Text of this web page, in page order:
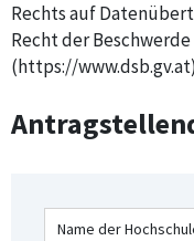
Rechts auf
Recht der
(https://
Name der